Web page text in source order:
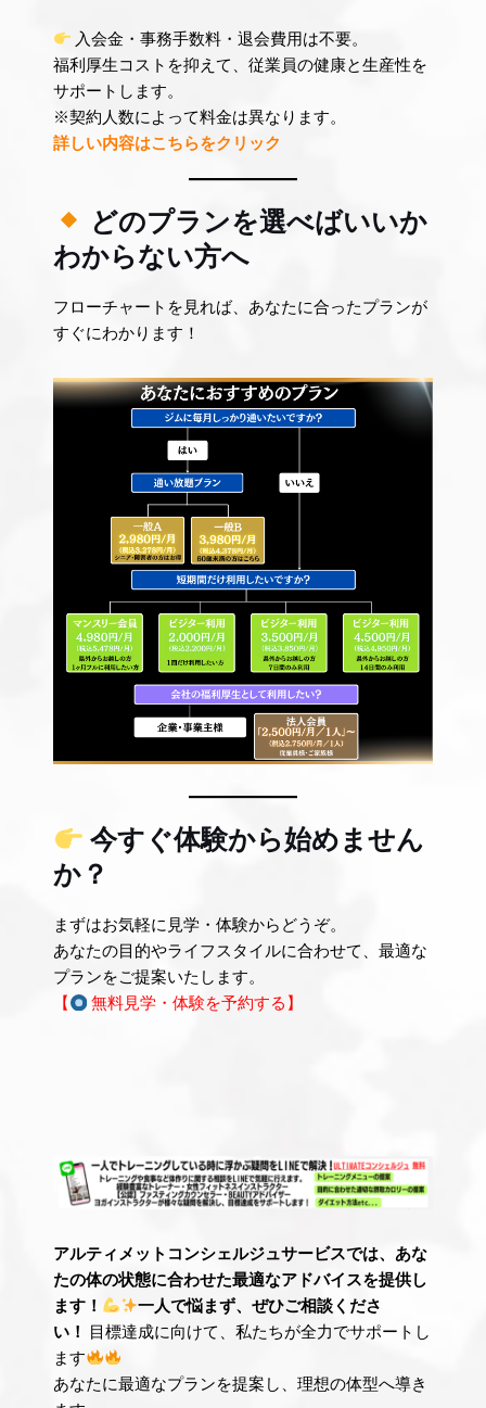
入会金・事務手数料・退会費用は不要。
福利厚生コストを抑えて、従業員の健康と生産性を
サポートします。
※契約人数によって料金は異なります。
詳しい内容はこちらをクリック
どのプランを選べばいいか
わからない方へ
フローチャートを見れば、あなたに合ったプランが
すぐにわかります！
今すぐ体験から始めません
か？
まずはお気軽に見学・体験からどうぞ。
あなたの目的やライフスタイルに合わせて、最適な
プランをご提案いたします。
【
無料見学・体験を予約する】
アルティメットコンシェルジュサービスでは、あな
たの体の状態に合わせた最適なアドバイスを提供し
ます！
一人で悩まず、ぜひご相談くださ
い！
目標達成に向けて、私たちが全力でサポートし
ます
あなたに最適なプランを提案し、理想の体型へ導き